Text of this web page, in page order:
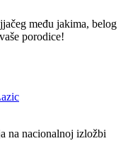
među jakima, belog
porodice!
na nacionalnoj izložbi